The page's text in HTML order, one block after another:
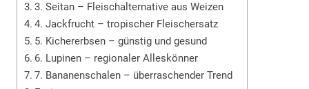
3. Seitan – Fleischalternative aus Weizen
4. Jackfrucht – tropischer Fleischersatz
5. Kichererbsen – günstig und gesund
6. Lupinen – regionaler Alleskönner
7. Bananenschalen – überraschender Trend